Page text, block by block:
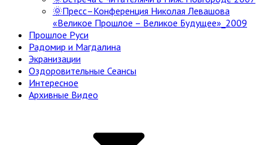
🌞Пресс–Конференция Николая Левашова
«Великое Прошлое – Великое Будущее»_2009
Прошлое Руси
Радомир и Магдалина
Экранизации
Оздоровительные Сеансы
Интересное
Архивные Видео